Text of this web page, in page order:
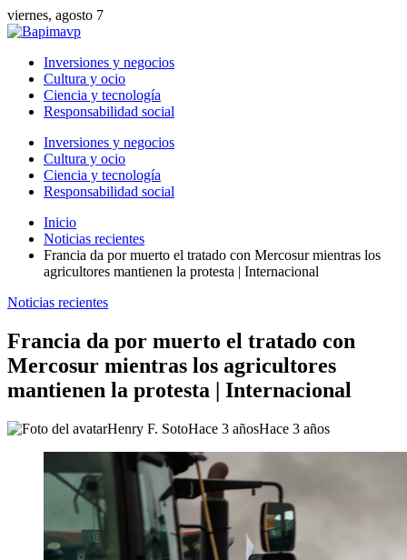
viernes, agosto 7
Inversiones y negocios
Cultura y ocio
Ciencia y tecnología
Responsabilidad social
Inversiones y negocios
Cultura y ocio
Ciencia y tecnología
Responsabilidad social
Inicio
Noticias recientes
Francia da por muerto el tratado con Mercosur mientras los
agricultores mantienen la protesta | Internacional
Noticias recientes
Francia da por muerto el tratado con
Mercosur mientras los agricultores
mantienen la protesta | Internacional
Henry F. SotoHace 3 añosHace 3 años